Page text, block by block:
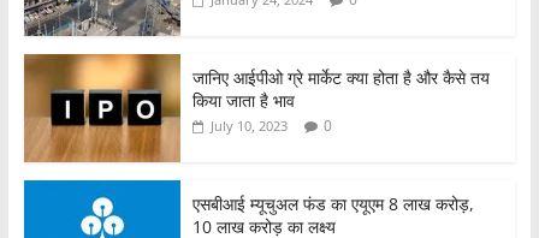
जानिए आईपीओ ग्रे मार्केट क्या होता है और कैसे तय
किया जाता है भाव
July 10, 2023 0
एसबीआई म्यूचुअल फंड का एयूएम 8 लाख करोड़,
10 लाख करोड़ का लक्ष्य